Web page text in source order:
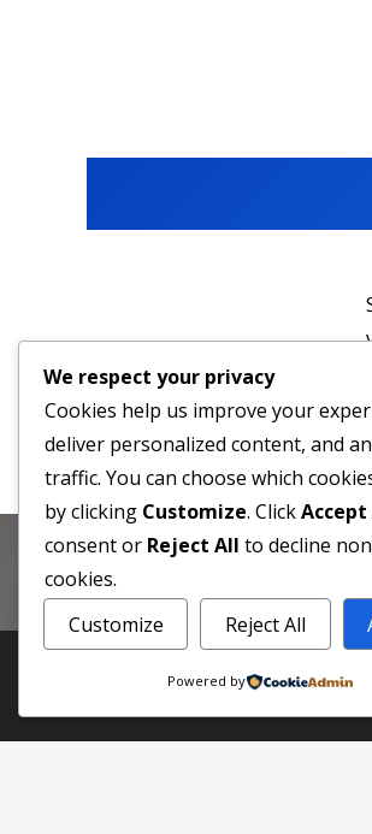
© Cámara Automotriz de
We respect your privacy
Cookies help us improve your
deliver personalized content, and
traffic. You can choose which
by clicking Customize. ClickAccept
consent or Reject All to decline
cookies.
Customize
Reject All
Powered by